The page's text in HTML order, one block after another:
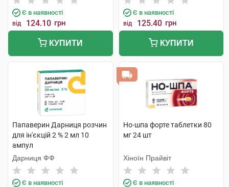
Є в наявності
від 124.10 грн
КУПИТИ
Є в наявності
від 125.40 грн
КУПИТИ
Папаверин Дарниця розчин
для ін'єкцій 2 % 2 мл 10
ампул
Дарниця ФФ
Є в наявності
Но-шпа форте таблетки 80
мг 24 шт
Хіноїн Прайвіт
Є в наявності